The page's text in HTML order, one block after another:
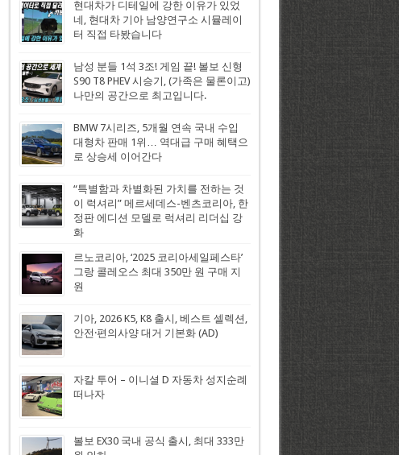
현대차가 디테일에 강한 이유가 있었
네, 현대차 기아 남양연구소 시뮬레이
터 직접 타봤습니다
남성 분들 1석 3조! 게임 끝! 볼보 신형
S90 T8 PHEV 시승기, (가족은 물론이고)
나만의 공간으로 최고입니다.
BMW 7시리즈, 5개월 연속 국내 수입
대형차 판매 1위… 역대급 구매 혜택으
로 상승세 이어간다
“특별함과 차별화된 가치를 전하는 것
이 럭셔리” 메르세데스-벤츠코리아, 한
정판 에디션 모델로 럭셔리 리더십 강
화
르노코리아, ‘2025 코리아세일페스타’
그랑 콜레오스 최대 350만 원 구매 지
원
기아, 2026 K5, K8 출시, 베스트 셀렉션,
안전·편의사양 대거 기본화 (AD)
자칼 투어 – 이니셜 D 자동차 성지순례
떠나자
볼보 EX30 국내 공식 출시, 최대 333만